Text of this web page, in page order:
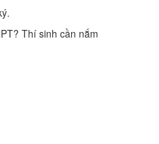
Thí sinh cần nắm